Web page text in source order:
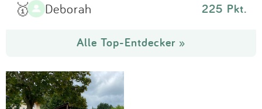
🥇 Deborah 225 Pkt.
Alle Top-Entdecker »